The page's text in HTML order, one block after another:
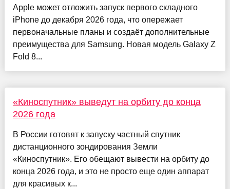
Apple может отложить запуск первого складного
iPhone до декабря 2026 года, что опережает
первоначальные планы и создаёт дополнительные
преимущества для Samsung. Новая модель Galaxy Z
Fold 8...
«Киноспутник» выведут на орбиту до конца
2026 года
В России готовят к запуску частный спутник
дистанционного зондирования Земли
«Киноспутник». Его обещают вывести на орбиту до
конца 2026 года, и это не просто еще один аппарат
для красивых к...